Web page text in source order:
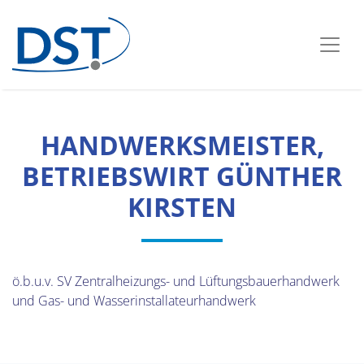
HANDWERKSMEISTER,
BETRIEBSWIRT GÜNTHER
KIRSTEN
ö.b.u.v. SV Zentralheizungs- und Lüftungsbauerhandwerk
und Gas- und Wasserinstallateurhandwerk